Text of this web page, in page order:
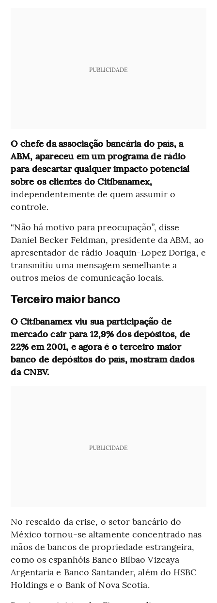
PUBLICIDADE
O chefe da associação bancária do país, a
ABM, apareceu em um programa de rádio
para descartar qualquer impacto potencial
sobre os clientes do Citibanamex,
independentemente de quem assumir o
controle.
“Não há motivo para preocupação”, disse
Daniel Becker Feldman, presidente da ABM, ao
apresentador de rádio Joaquin-Lopez Doriga, e
transmitiu uma mensagem semelhante a
outros meios de comunicação locais.
Terceiro maior banco
O Citibanamex viu sua participação de
mercado cair para 12,9% dos depósitos, de
22% em 2001, e agora é o terceiro maior
banco de depósitos do país, mostram dados
da CNBV.
PUBLICIDADE
No rescaldo da crise, o setor bancário do
México tornou-se altamente concentrado nas
mãos de bancos de propriedade estrangeira,
como os espanhóis Banco Bilbao Vizcaya
Argentaria e Banco Santander, além do HSBC
Holdings e o Bank of Nova Scotia.